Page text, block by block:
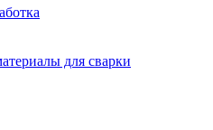
для сварки